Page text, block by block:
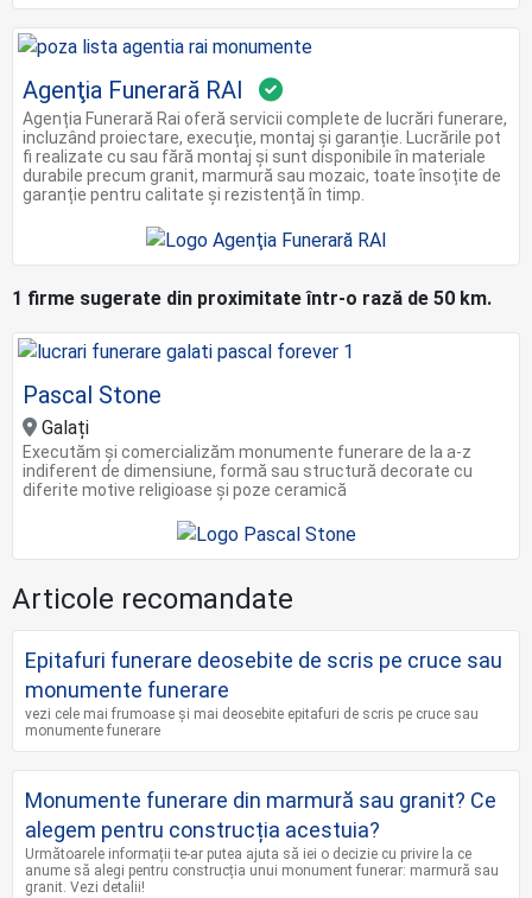
Agenţia Funerară RAI
Agenția Funerară Rai oferă servicii complete de lucrări funerare,
incluzând proiectare, execuție, montaj și garanție. Lucrările pot
fi realizate cu sau fără montaj și sunt disponibile în materiale
durabile precum granit, marmură sau mozaic, toate însoțite de
garanție pentru calitate și rezistență în timp.
1 firme sugerate din proximitate într-o rază de 50 km.
Pascal Stone
Galați
Executăm și comercializăm monumente funerare de la a-z
indiferent de dimensiune, formă sau structură decorate cu
diferite motive religioase și poze ceramică
Articole recomandate
Epitafuri funerare deosebite de scris pe cruce sau
monumente funerare
vezi cele mai frumoase și mai deosebite epitafuri de scris pe cruce sau
monumente funerare
Monumente funerare din marmură sau granit? Ce
alegem pentru construcția acestuia?
Următoarele informații te-ar putea ajuta să iei o decizie cu privire la ce
anume să alegi pentru construcția unui monument funerar: marmură sau
granit. Vezi detalii!